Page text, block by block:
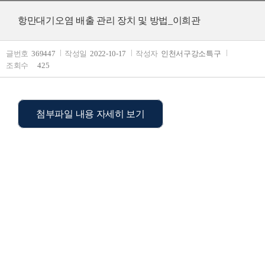
항만대기오염 배출 관리 장치 및 방법_이희관
글번호 369447 작성일 2022-10-17 작성자 인천서구강소특구
조회수
425
첨부파일 내용 자세히 보기